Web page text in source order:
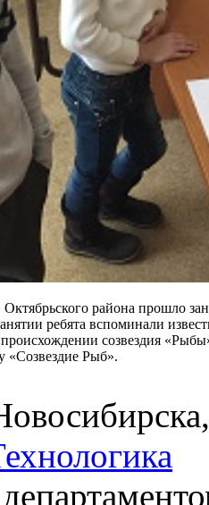
района прошло
ребята вспоминали
созвездия
«Созвездие Рыб».